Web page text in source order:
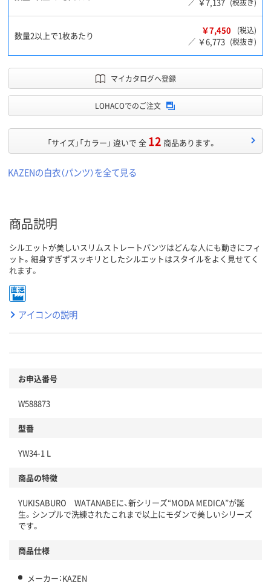
／
(税抜き)
数量2以上で1枚あたり ￥7,450
(税込)
／ ￥6,773 (税抜き)
マイカタログへ登録
LOHACOでのご注文
「サイズ」「カラー」 違いで 全 12 商品あります。
KAZENの白衣（パンツ）を全て見る
商品説明
シルエットが美しいスリムストレートパンツはどんな人にも動きにフィ
ット。細身すぎずスッキリとしたシルエットはスタイルをよく見せてく
れます。
アイコンの説明
お申込番号
W588873
型番
YW34-1 L
商品の特徴
YUKISABURO WATANABEに、新シリーズ“MODA MEDICA”が誕
生。シンプルで洗練されたこれまで以上にモダンで美しいシリーズ
です。
商品仕様
メーカー：KAZEN